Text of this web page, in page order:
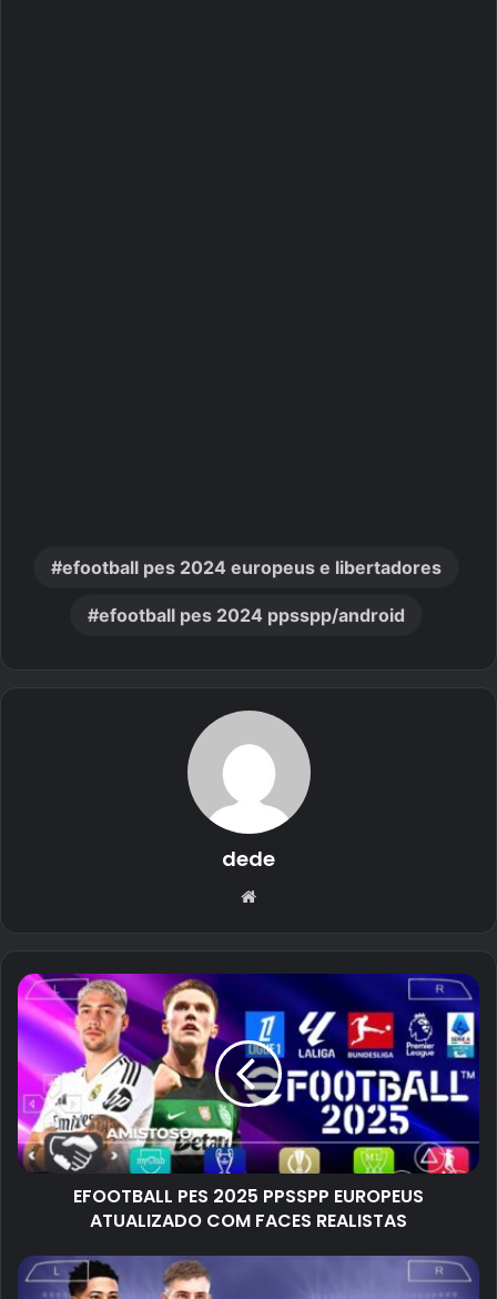
efootball pes 2024 europeus e libertadores
efootball pes 2024 ppsspp/android
dede
Website
EFOOTBALL PES 2025 PPSSPP EUROPEUS
ATUALIZADO COM FACES REALISTAS